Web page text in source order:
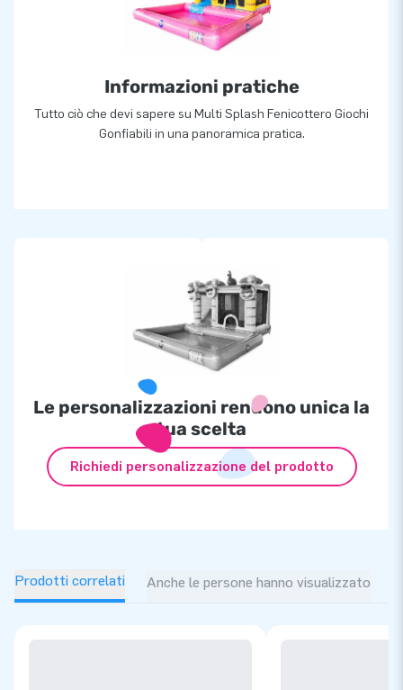
Informazioni pratiche
Tutto ciò che devi sapere su Multi Splash Fenicottero Giochi
Gonfiabili in una panoramica pratica.
Le personalizzazioni rendono unica la
tua scelta
Richiedi personalizzazione del prodotto
Prodotti correlati Anche le persone hanno visualizzato